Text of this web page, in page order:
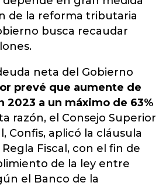
de la reforma tributaria
busca recaudar
neta del Gobierno
prevé que aumente de
2023 a un máximo de 63%
razón, el Consejo Superior
Confis, aplicó la cláusula
Fiscal, con el fin de
de la ley entre
el Banco de la